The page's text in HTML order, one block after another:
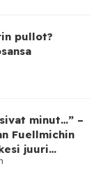
pullot?
minut…” –
Fuellmichin
juuri